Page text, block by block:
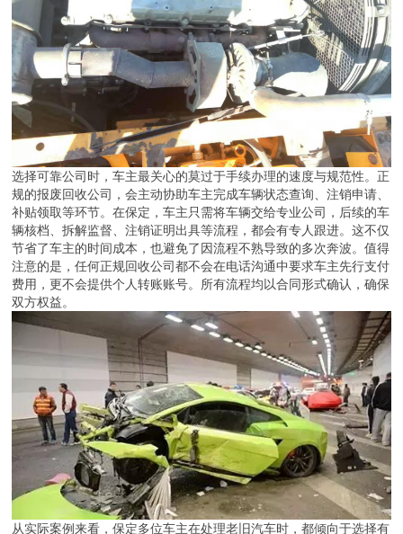
选择可靠公司时，车主最关心的莫过于手续办理的速度与规范性。正
规的报废回收公司，会主动协助车主完成车辆状态查询、注销申请、
补贴领取等环节。在保定，车主只需将车辆交给专业公司，后续的车
辆核档、拆解监督、注销证明出具等流程，都会有专人跟进。这不仅
节省了车主的时间成本，也避免了因流程不熟导致的多次奔波。值得
注意的是，任何正规回收公司都不会在电话沟通中要求车主先行支付
费用，更不会提供个人转账账号。所有流程均以合同形式确认，确保
双方权益。
从实际案例来看，保定多位车主在处理老旧汽车时，都倾向于选择有